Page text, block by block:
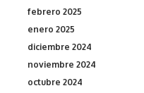
febrero 2025
enero 2025
diciembre 2024
noviembre 2024
octubre 2024